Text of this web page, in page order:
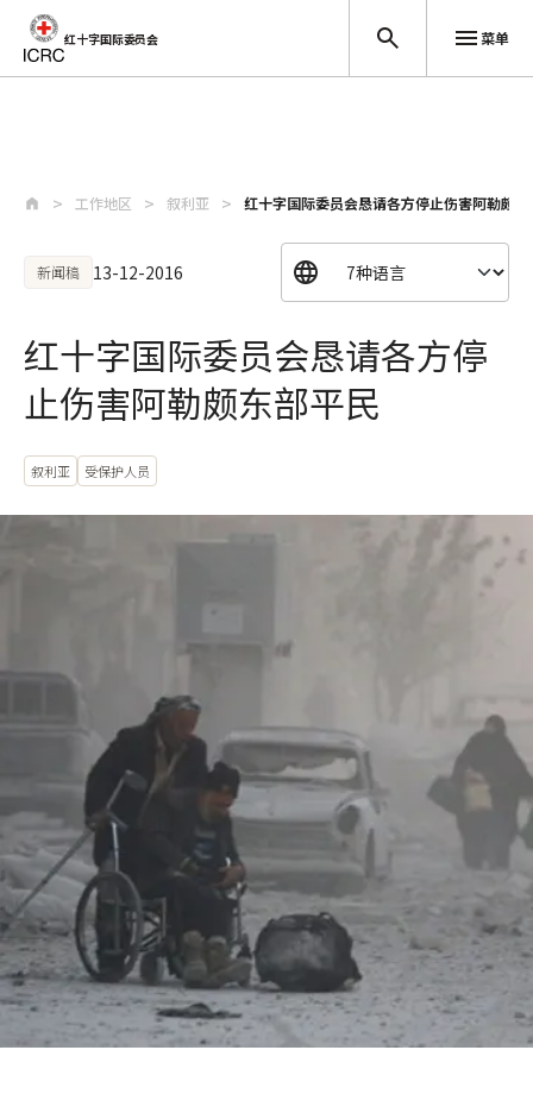
红十字国际委员会 菜单
工作地区 叙利亚 红十字国际委员会恳请各方停止伤害阿勒颇
新闻稿 13-12-2016
红十字国际委员会恳请各方停
止伤害阿勒颇东部平民
叙利亚 受保护人员